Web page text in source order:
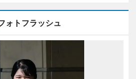
ォトフラッシュ